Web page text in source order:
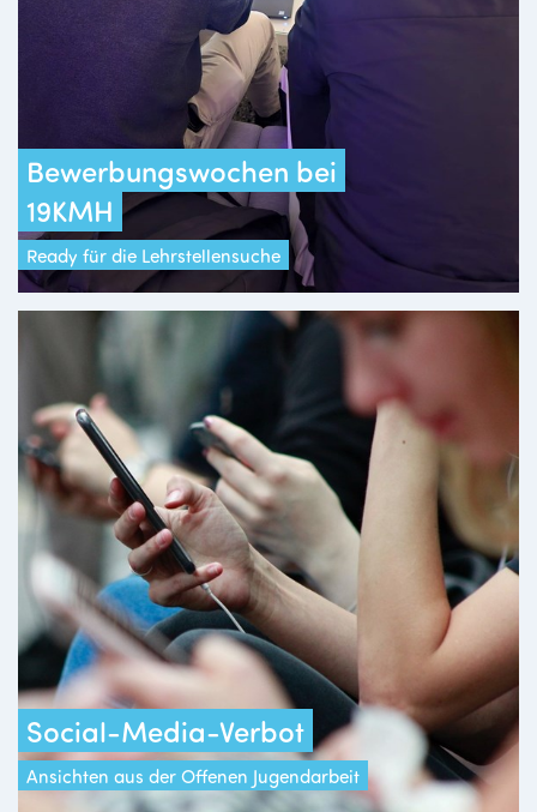
Bewerbungswochen bei
19KMH
Ready für die Lehrstellensuche
Social-Media-Verbot
Ansichten aus der Offenen Jugendarbeit